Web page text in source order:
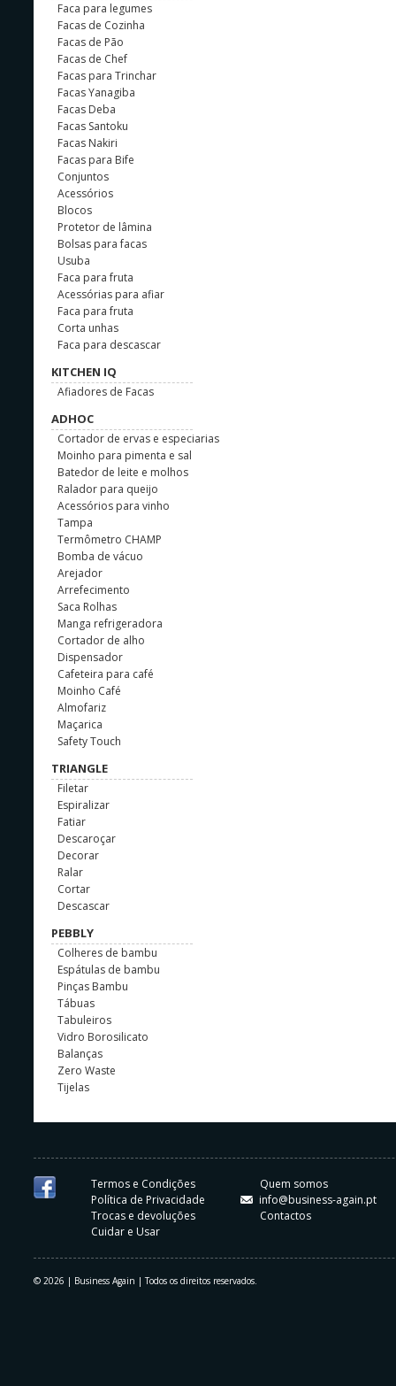
Faca para legumes
Facas de Cozinha
Facas de Pão
Facas de Chef
Facas para Trinchar
Facas Yanagiba
Facas Deba
Facas Santoku
Facas Nakiri
Facas para Bife
Conjuntos
Acessórios
Blocos
Protetor de lâmina
Bolsas para facas
Usuba
Faca para fruta
Acessórias para afiar
Faca para fruta
Corta unhas
Faca para descascar
KITCHEN IQ
Afiadores de Facas
ADHOC
Cortador de ervas e especiarias
Moinho para pimenta e sal
Batedor de leite e molhos
Ralador para queijo
Acessórios para vinho
Tampa
Termômetro CHAMP
Bomba de vácuo
Arejador
Arrefecimento
Saca Rolhas
Manga refrigeradora
Cortador de alho
Dispensador
Cafeteira para café
Moinho Café
Almofariz
Maçarica
Safety Touch
TRIANGLE
Filetar
Espiralizar
Fatiar
Descaroçar
Decorar
Ralar
Cortar
Descascar
PEBBLY
Colheres de bambu
Espátulas de bambu
Pinças Bambu
Tábuas
Tabuleiros
Vidro Borosilicato
Balanças
Zero Waste
Tijelas
Termos e Condições
Política de Privacidade
Trocas e devoluções
Cuidar e Usar
Quem somos
info@business-again.pt
Contactos
© 2026 | Business Again | Todos os direitos reservados.